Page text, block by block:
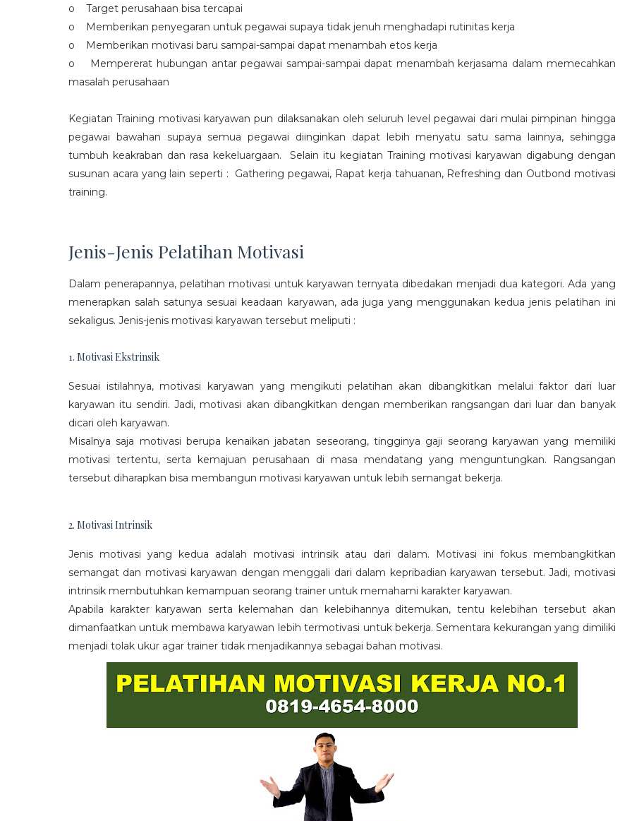
o Target perusahaan bisa tercapai
o Memberikan penyegaran untuk pegawai supaya tidak jenuh menghadapi rutinitas kerja
o Memberikan motivasi baru sampai-sampai dapat menambah etos kerja
o Mempererat hubungan antar pegawai sampai-sampai dapat menambah kerjasama dalam memecahkan
masalah perusahaan
Kegiatan Training motivasi karyawan pun dilaksanakan oleh seluruh level pegawai dari mulai pimpinan hingga
pegawai bawahan supaya semua pegawai diinginkan dapat lebih menyatu satu sama lainnya, sehingga
tumbuh keakraban dan rasa kekeluargaan. Selain itu kegiatan Training motivasi karyawan digabung dengan
susunan acara yang lain seperti : Gathering pegawai, Rapat kerja tahuanan, Refreshing dan Outbond motivasi
training.
Jenis-Jenis Pelatihan Motivasi
Dalam penerapannya, pelatihan motivasi untuk karyawan ternyata dibedakan menjadi dua kategori. Ada yang
menerapkan salah satunya sesuai keadaan karyawan, ada juga yang menggunakan kedua jenis pelatihan ini
sekaligus. Jenis-jenis motivasi karyawan tersebut meliputi :
1. Motivasi Ekstrinsik
Sesuai istilahnya, motivasi karyawan yang mengikuti pelatihan akan dibangkitkan melalui faktor dari luar
karyawan itu sendiri. Jadi, motivasi akan dibangkitkan dengan memberikan rangsangan dari luar dan banyak
dicari oleh karyawan.
Misalnya saja motivasi berupa kenaikan jabatan seseorang, tingginya gaji seorang karyawan yang memiliki
motivasi tertentu, serta kemajuan perusahaan di masa mendatang yang menguntungkan. Rangsangan
tersebut diharapkan bisa membangun motivasi karyawan untuk lebih semangat bekerja.
2. Motivasi Intrinsik
Jenis motivasi yang kedua adalah motivasi intrinsik atau dari dalam. Motivasi ini fokus membangkitkan
semangat dan motivasi karyawan dengan menggali dari dalam kepribadian karyawan tersebut. Jadi, motivasi
intrinsik membutuhkan kemampuan seorang trainer untuk memahami karakter karyawan.
Apabila karakter karyawan serta kelemahan dan kelebihannya ditemukan, tentu kelebihan tersebut akan
dimanfaatkan untuk membawa karyawan lebih termotivasi untuk bekerja. Sementara kekurangan yang dimiliki
menjadi tolak ukur agar trainer tidak menjadikannya sebagai bahan motivasi.